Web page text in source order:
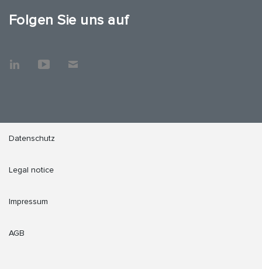
Folgen Sie uns auf
Datenschutz
Legal notice
Impressum
AGB